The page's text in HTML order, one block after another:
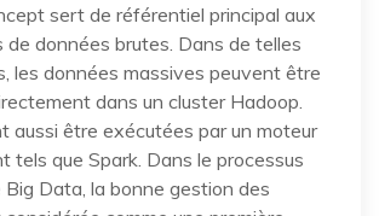
sert de référentiel principal aux
données brutes. Dans de telles
les données massives peuvent être
dans un cluster Hadoop.
aussi être exécutées par un moteur
tels que Spark. Dans le processus
Big Data, la bonne gestion des